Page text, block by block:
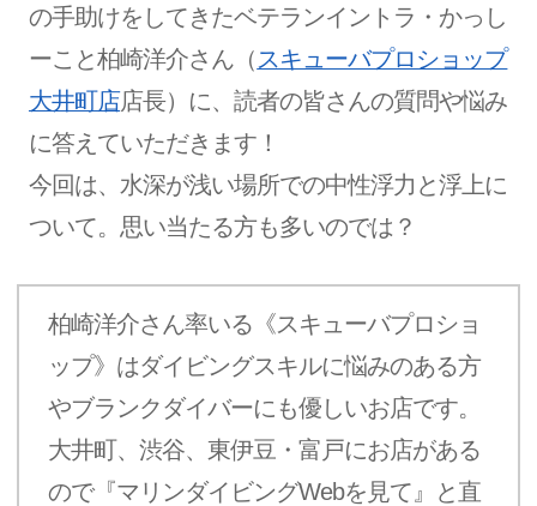
の手助けをしてきたベテランイントラ・かっし
ーこと柏崎洋介さん（ スキューバプロショップ
大井町店店長）に、読者の皆さんの質問や悩み
に答えていただきます！
今回は、水深が浅い場所での中性浮力と浮上に
ついて。思い当たる方も多いのでは？
柏崎洋介さん率いる《スキューバプロショ
ップ》はダイビングスキルに悩みのある方
やブランクダイバーにも優しいお店です。
大井町、渋谷、東伊豆・富戸にお店がある
ので『マリンダイビングWebを見て』と直